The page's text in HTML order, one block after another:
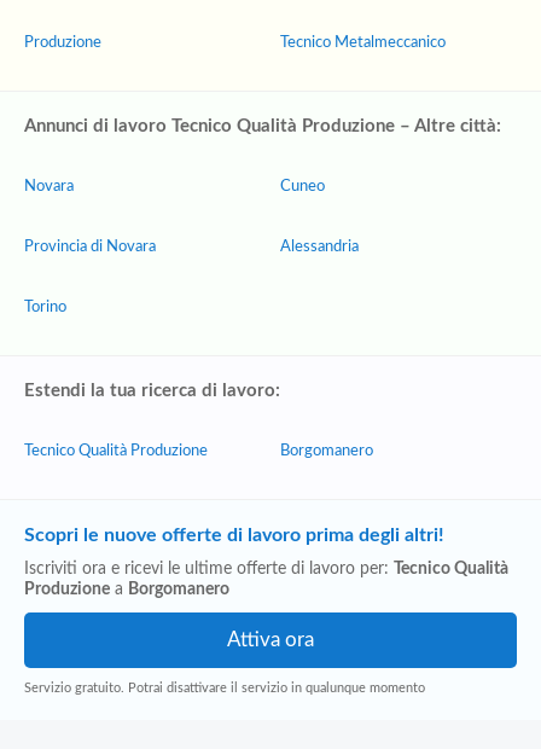
Produzione Tecnico Metalmeccanico
Annunci di lavoro Tecnico Qualità Produzione – Altre città:
Novara
Provincia di Novara
Torino
Cuneo
Alessandria
Estendi la tua ricerca di lavoro:
Tecnico Qualità Produzione Borgomanero
Scopri le nuove offerte di lavoro prima degli altri!
Iscriviti ora e ricevi le ultime offerte di lavoro per:
Tecnico Qualità
Produzione a Borgomanero
Servizio gratuito. Potrai disattivare il servizio in qualunque momento